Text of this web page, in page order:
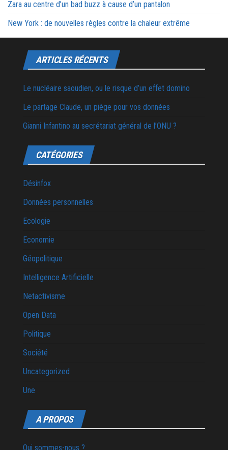
Zara au centre d’un bad buzz à cause d’un pantalon
New York : de nouvelles règles contre la chaleur extrême
ARTICLES RÉCENTS
Le nucléaire saoudien, ou le risque d’un effet domino
Le partage Claude, un piège pour vos données
Gianni Infantino au secrétariat général de l’ONU ?
CATÉGORIES
Désinfox
Données personnelles
Ecologie
Economie
Géopolitique
Intelligence Artificielle
Netactivisme
Open Data
Politique
Société
Uncategorized
Une
A PROPOS
Qui sommes-nous ?